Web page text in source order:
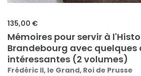
135,00 €
Mémoires pour servir à
Brandebourg avec quelques
intéressantes (2 volumes)
Frédéric II, le Grand, Roi de Prusse